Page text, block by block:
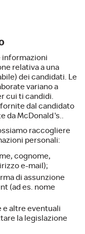
informazioni
relativa a una
dei candidati. Le
variano a
cui ti candidi.
dal candidato
da McDonald's..
raccogliere
personali:
cognome,
e-mail);
di assunzione
(ad es. nome
e altre eventuali
la legislazione